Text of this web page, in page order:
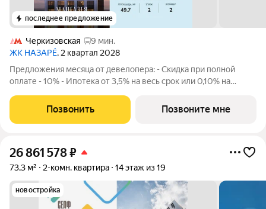
последнее предложение
Черкизовская
9 мин.
ЖК НАЗАРÉ, 2 квартал 2028
Предложения месяца от девелопера: - Скидка при полной
оплате - 10% - Ипотека от 3,5% на весь срок или 0,10% на
проживанием на время строительства дома Просторная 2-
комнатная квартира. Общая площадь -
Позвонить Позвоните мне
26 861 578₽
73,3 м² 2-комн. квартира 14 этаж из 19
новостройка